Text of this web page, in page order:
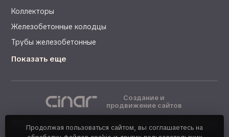
Коллекторы
Железобетонные колодцы
Трубы железобетонные
Показать еще
Создание и
продвижение сайтов
ООО "КЖБИ №8". Завод-производитель ЖБИ в Москве
- 2026
Продолжая пользоваться сайтом, вы соглашаетесь на